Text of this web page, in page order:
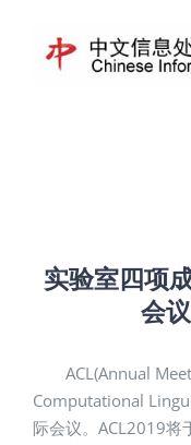
实验室四项
会
ACL(Annual
Computational
际会议。ACL2019